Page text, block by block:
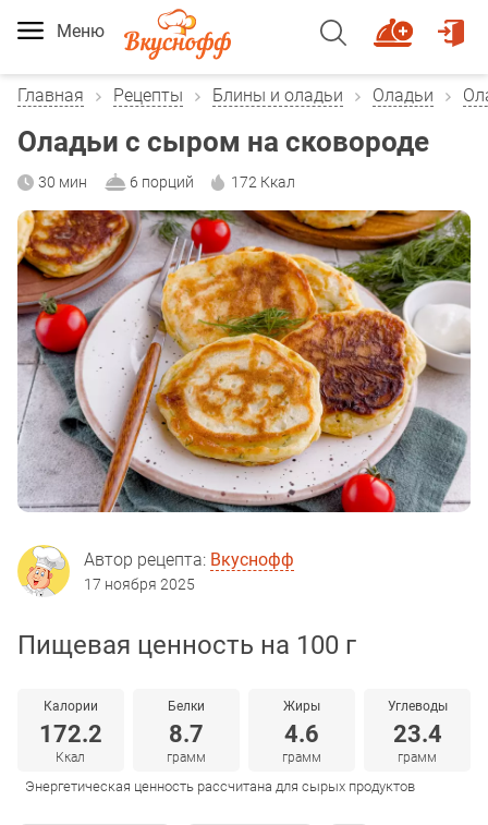
Меню
Главная Рецепты Блины и оладьи Оладьи
Оладьи с сыром на сковороде
30 мин 6 порций 172 Ккал
Автор рецепта: Вкуснофф
17 ноября 2025
Пищевая ценность на 100 г
Калории
172.2
Ккал
Белки
8.7
грамм
Жиры
4.6
грамм
Углеводы
23.4
грамм
Энергетическая ценность рассчитана для сырых продуктов